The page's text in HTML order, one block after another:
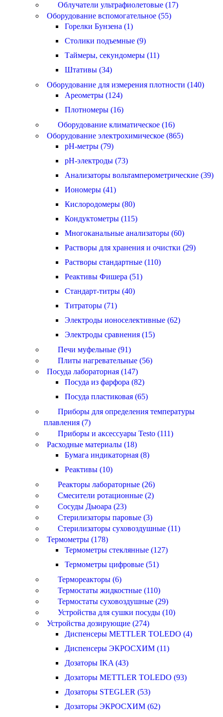
Облучатели ультрафиолетовые (17)
Оборудование вспомогательное (55)
Горелки Бунзена (1)
Столики подъемные (9)
Таймеры, секундомеры (11)
Штативы (34)
Оборудование для измерения плотности (140)
Ареометры (124)
Плотномеры (16)
Оборудование климатическое (16)
Оборудование электрохимическое (865)
pH-метры (79)
pH-электроды (73)
Анализаторы вольтамперометрические (39)
Иономеры (41)
Кислородомеры (80)
Кондуктометры (115)
Многоканальные анализаторы (60)
Растворы для хранения и очистки (29)
Растворы стандартные (110)
Реактивы Фишера (51)
Стандарт-титры (40)
Титраторы (71)
Электроды ионоселективные (62)
Электроды сравнения (15)
Печи муфельные (91)
Плиты нагревательные (56)
Посуда лабораторная (147)
Посуда из фарфора (82)
Посуда пластиковая (65)
Приборы для определения температуры
плавления (7)
Приборы и аксессуары Testo (111)
Расходные материалы (18)
Бумага индикаторная (8)
Реактивы (10)
Реакторы лабораторные (26)
Смесители ротационные (2)
Сосуды Дьюара (23)
Стерилизаторы паровые (3)
Стерилизаторы суховоздушные (11)
Термометры (178)
Термометры стеклянные (127)
Термометры цифровые (51)
Термореакторы (6)
Термостаты жидкостные (110)
Термостаты суховоздушные (29)
Устройства для сушки посуды (10)
Устройства дозирующие (274)
Диспенсеры METTLER TOLEDO (4)
Диспенсеры ЭКРОСХИМ (11)
Дозаторы IKA (43)
Дозаторы METTLER TOLEDO (93)
Дозаторы STEGLER (53)
Дозаторы ЭКРОСХИМ (62)